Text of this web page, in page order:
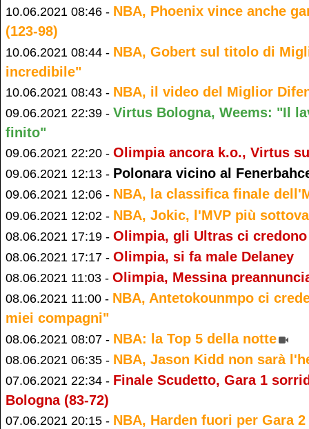
10.06.2021 08:46 - NBA, Phoenix vince anche
(123-98)
10.06.2021 08:44 - NBA, Gobert sul titolo di
incredibile"
10.06.2021 08:43 - NBA, il video del Miglior
09.06.2021 22:39 - Virtus Bologna, Weems: "Il
finito"
09.06.2021 22:20 - Olimpia ancora k.o., Virtus
09.06.2021 12:13 - Polonara vicino al
09.06.2021 12:06 - NBA, la classifica finale
09.06.2021 12:02 - NBA, Jokic, l'MVP più
08.06.2021 17:19 - Olimpia, gli Ultras ci
08.06.2021 17:17 - Olimpia, si fa male Delaney
08.06.2021 11:03 - Olimpia, Messina
08.06.2021 11:00 - NBA, Antetokounmpo ci
miei compagni"
08.06.2021 08:07 - NBA: la Top 5 della notte
08.06.2021 06:35 - NBA, Jason Kidd non sarà
07.06.2021 22:34 - Finale Scudetto, Gara 1
Bologna (83-72)
07.06.2021 20:15 - NBA, Harden fuori per Gara